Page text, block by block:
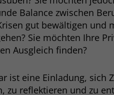
Balance zwischen
gut bewältigen und
Sie möchten Ihre
Ausgleich finden?
ist eine Einladung, sich
zu reflektieren und zu
Name
Anbieter
Zweck
Zweck
dass
Name _clsk